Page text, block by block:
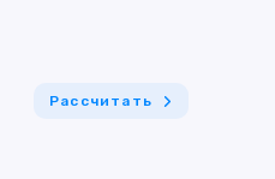
Рассчитать